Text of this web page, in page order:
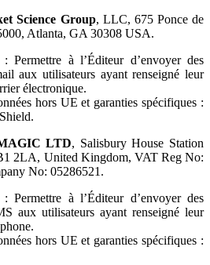
Science Group, LLC, 675 Ponce de
Atlanta, GA 30308 USA.
: Permettre à l’Éditeur d’envoyer des
aux utilisateurs ayant renseigné leur
électronique.
hors UE et garanties spécifiques :
LTD, Salisbury House Station
2LA, United Kingdom, VAT Reg No:
No: 05286521.
: Permettre à l’Éditeur d’envoyer des
aux utilisateurs ayant renseigné leur
hors UE et garanties spécifiques :